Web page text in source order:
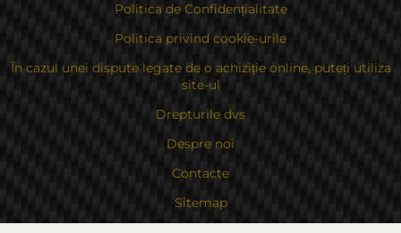
Politica de Confidențialitate
Politica privind cookie-urile
În cazul unei dispute legate de o achiziție online, puteți utiliza
site-ul
Drepturile dvs
Despre noi
Contacte
Sitemap